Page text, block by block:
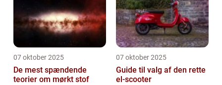
07 oktober 2025
De mest spændende
teorier om mørkt stof
07 oktober 2025
Guide til valg af den rette
el-scooter